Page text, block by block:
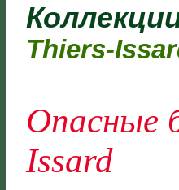
Thiers-
Опасные
Issard